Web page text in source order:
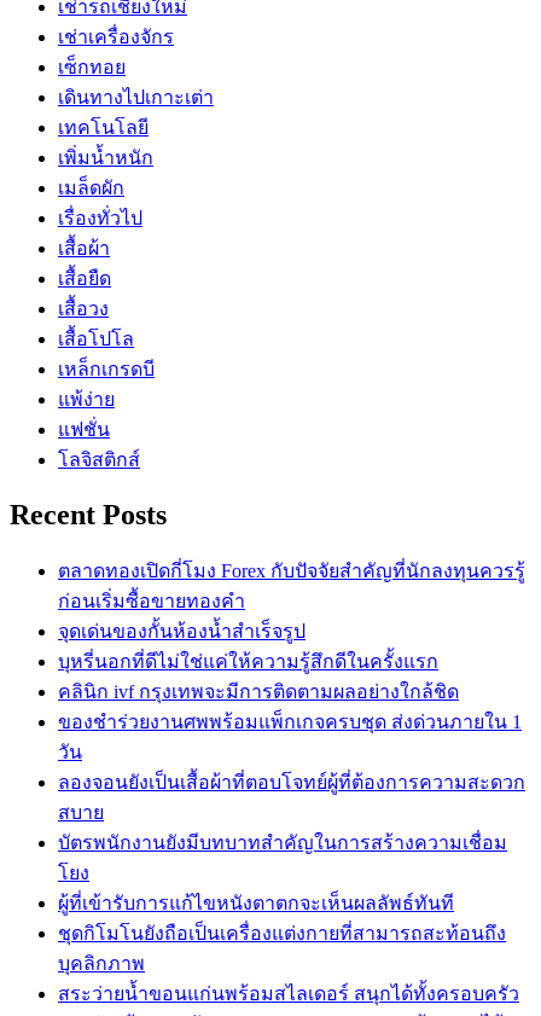
เช่ารถเชียงใหม่
เช่าเครื่องจักร
เซ็กทอย
เดินทางไปเกาะเต่า
เทคโนโลยี
เพิ่มน้ำหนัก
เมล็ดผัก
เรื่องทั่วไป
เสื้อผ้า
เสื้อยืด
เสื้อวง
เสื้อโปโล
เหล็กเกรดบี
แพ้ง่าย
แฟชั่น
โลจิสติกส์
Recent Posts
ตลาดทองเปิดกี่โมง Forex กับปัจจัยสำคัญที่นักลงทุนควรรู้
ก่อนเริ่มซื้อขายทองคำ
จุดเด่นของกั้นห้องน้ำสำเร็จรูป
บุหรี่นอกที่ดีไม่ใช่แค่ให้ความรู้สึกดีในครั้งแรก
คลินิก ivf กรุงเทพจะมีการติดตามผลอย่างใกล้ชิด
ของชำร่วยงานศพพร้อมแพ็กเกจครบชุด ส่งด่วนภายใน 1
วัน
ลองจอนยังเป็นเสื้อผ้าที่ตอบโจทย์ผู้ที่ต้องการความสะดวก
สบาย
บัตรพนักงานยังมีบทบาทสำคัญในการสร้างความเชื่อม
โยง
ผู้ที่เข้ารับการแก้ไขหนังตาตกจะเห็นผลลัพธ์ทันที
ชุดกิโมโนยังถือเป็นเครื่องแต่งกายที่สามารถสะท้อนถึง
บุคลิกภาพ
สระว่ายน้ำขอนแก่นพร้อมสไลเดอร์ สนุกได้ทั้งครอบครัว